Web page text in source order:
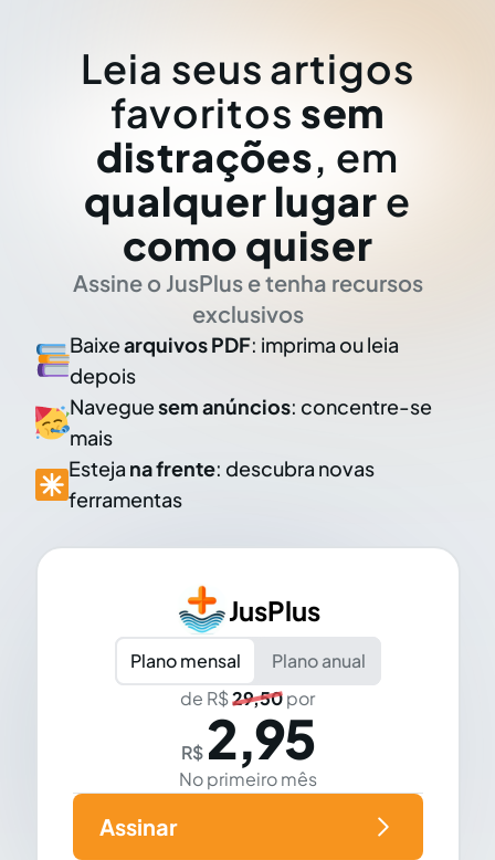
Leia seus artigos
favoritos sem
distrações, em
qualquer lugar e
como quiser
Assine o JusPlus e tenha recursos
exclusivos
Baixearquivos PDF: imprima ou leia
depois
Naveguesem anúncios: concentre-se
mais
Esteja na frente: descubra novas
ferramentas
JusPlus
Plano mensal
Plano anual
de R$29,50por
R$ 2,95
No primeiro mês
Assinar